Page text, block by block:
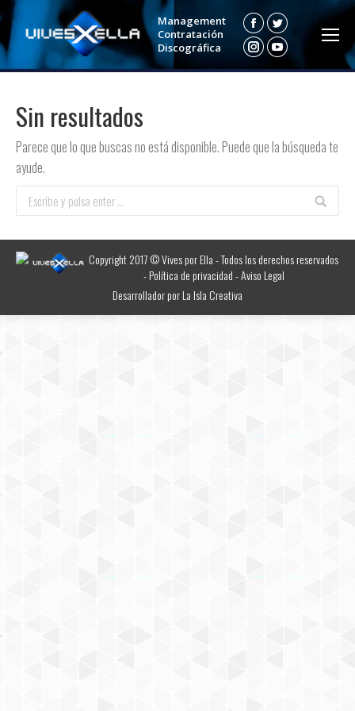
Management
Contratación
Discográfica
FacebookTwitter
Instagram
YouTube
Sin resultados
Parece que lo que buscas no está disponible. Puede que la búsqueda te
ayude.
Buscar:
Copyright 2017 © Vives por Ella - Todos los derechos reservados
-Política de privacidad-Aviso Legal
Desarrollador porLa Isla Creativa